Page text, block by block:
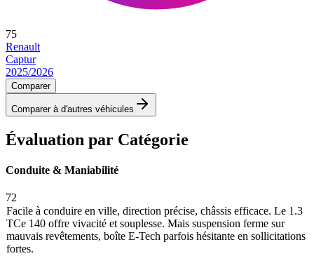
75
Renault
Captur
2025/2026
Comparer
Comparer à d'autres véhicules
Évaluation par Catégorie
Conduite & Maniabilité
72
Facile à conduire en ville, direction précise, châssis efficace. Le 1.3
TCe 140 offre vivacité et souplesse. Mais suspension ferme sur
mauvais revêtements, boîte E-Tech parfois hésitante en sollicitations
fortes.